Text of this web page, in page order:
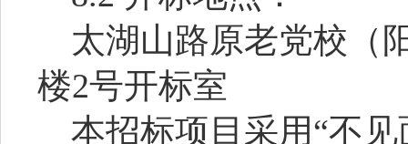
太湖山路原老党校（
楼2号开标室
本招标项目采用“不